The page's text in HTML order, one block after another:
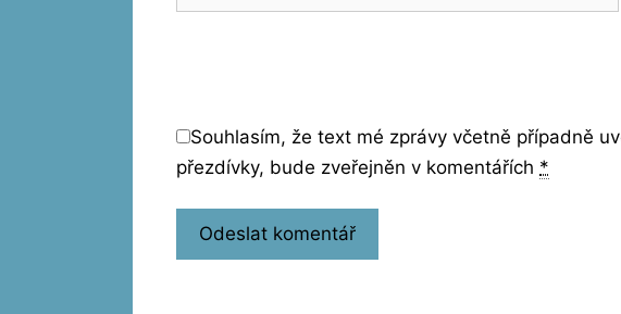
Souhlasím, že text mé zprávy včetně případně
přezdívky, bude zveřejněn v komentářích *